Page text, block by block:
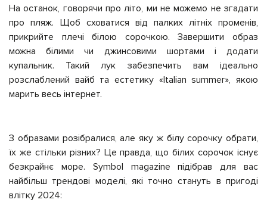
На останок, говорячи про літо, ми не можемо не згадати
про пляж. Щоб сховатися від палких літніх променів,
прикрийте плечі білою сорочкою. Завершити образ
можна білими чи джинсовими шортами і додати
купальник. Такий лук забезпечить вам ідеально
розслаблений вайб та естетику «Italian summer», якою
марить весь інтернет.
З образами розібралися, але яку ж білу сорочку обрати,
їх же стільки різних? Це правда, що білих сорочок існує
безкрайнє море. Symbol magazine підібрав для вас
найбільш трендові моделі, які точно стануть в пригоді
влітку 2024: